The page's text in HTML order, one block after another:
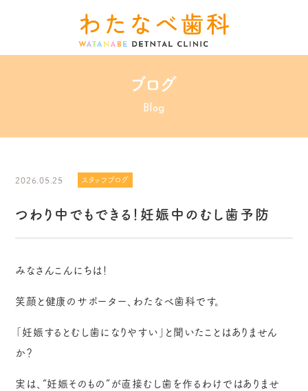
ブログ
Blog
2026.05.25 スタッフブログ
つわり中でもできる！妊娠中のむし歯予防
みなさんこんにちは！
笑顔と健康のサポーター、わたなべ歯科です。
「妊娠するとむし歯になりやすい」と聞いたことはありません
か？
実は、“妊娠そのもの”が直接むし歯を作るわけではありませ